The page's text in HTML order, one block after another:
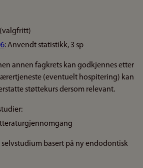
: Anvendt statistikk, 3 sp
annen fagkrets kan godkjennes etter
(eventuelt hospitering) kan
støttekurs dersom relevant.
selvstudium basert på ny endodontisk